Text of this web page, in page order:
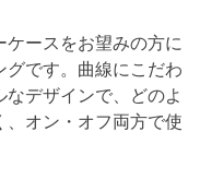
ースをお望みの方に
です。曲線にこだわ
デザインで、どのよ
、オン・オフ両方で使